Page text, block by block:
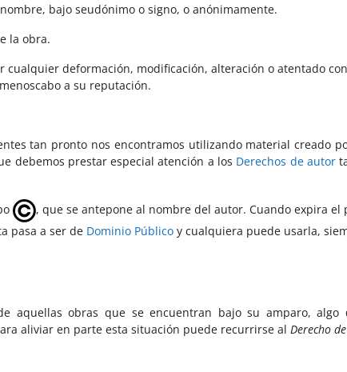
bajo seudónimo o signo, o anónimamente.
la obra.
cualquier deformación, modificación, alteración o atentado
a su reputación.
tan pronto nos encontramos utilizando material creado
debemos prestar especial atención a los Derechos de autor
, que se antepone al nombre del autor. Cuando expira el
pasa a ser de Dominio Público y cualquiera puede usarla,
aquellas obras que se encuentran bajo su amparo, algo
aliviar en parte esta situación puede recurrirse alDerecho